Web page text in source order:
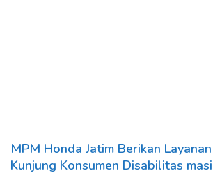
MPM Honda Jatim Berikan
Kunjung Konsumen Disabilitas